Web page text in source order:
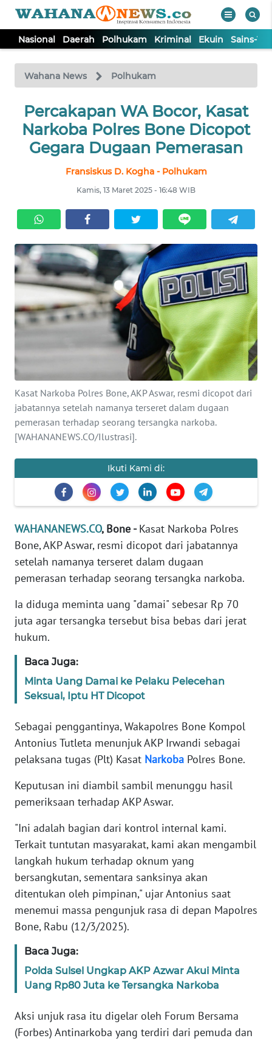
Nasional Daerah Polhukam Kriminal Ekuin Sains-
Wahana News Polhukam
Percakapan WA Bocor, Kasat
Narkoba Polres Bone Dicopot
Gegara Dugaan Pemerasan
Fransiskus D. Kogha - Polhukam
Kamis, 13 Maret 2025 - 16:48 WIB
Kasat Narkoba Polres Bone, AKP Aswar, resmi dicopot dari
jabatannya setelah namanya terseret dalam dugaan
pemerasan terhadap seorang tersangka narkoba.
[WAHANANEWS.CO/Ilustrasi].
Ikuti Kami di:
WAHANANEWS.CO, Bone -Kasat Narkoba Polres
Bone, AKP Aswar, resmi dicopot dari jabatannya
setelah namanya terseret dalam dugaan
pemerasan terhadap seorang tersangka narkoba.
Ia diduga meminta uang "damai" sebesar Rp 70
juta agar tersangka tersebut bisa bebas dari jerat
hukum.
Baca Juga:
Minta Uang Damai ke Pelaku Pelecehan
Seksual, Iptu HT Dicopot
Sebagai penggantinya, Wakapolres Bone Kompol
Antonius Tutleta menunjuk AKP Irwandi sebagai
pelaksana tugas (Plt) Kasat Narkoba Polres Bone.
Keputusan ini diambil sambil menunggu hasil
pemeriksaan terhadap AKP Aswar.
"Ini adalah bagian dari kontrol internal kami.
Terkait tuntutan masyarakat, kami akan mengambil
langkah hukum terhadap oknum yang
bersangkutan, sementara sanksinya akan
ditentukan oleh pimpinan," ujar Antonius saat
menemui massa pengunjuk rasa di depan Mapolres
Bone, Rabu (12/3/2025).
Baca Juga:
Polda Sulsel Ungkap AKP Azwar Akui Minta
Uang Rp80 Juta ke Tersangka Narkoba
Aksi unjuk rasa itu digelar oleh Forum Bersama
(Forbes) Antinarkoba yang terdiri dari pemuda dan
TV
Tutup
NASIONAL
DAERAH
KRIMINAL
EKUIN
SAINS-TEKNO
KESEHATAN
INTERNASIONAL
SERBA-SERBI
PENDIDIKAN
Informasi
INDEKS
KONTAK
KAMI
INFO
IKLAN
KAMI
PEDOMAN
SIBER
KARIR
DISCLAIMER
Wahana
News
Regional
WN
SUMUT
WN
JAKARTA